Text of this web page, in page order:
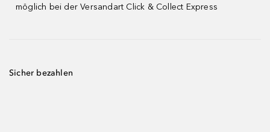
möglich bei der Versandart Click & Collect Express
Sicher bezahlen